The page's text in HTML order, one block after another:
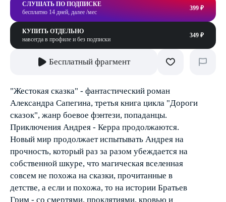
СЛУШАТЬ ПО ПОДПИСКЕ
бесплатно 14 дней, далее /мес
399 ₽
КУПИТЬ ОТДЕЛЬНО
навсегда в профиле и без подписки
349 ₽
Бесплатный фрагмент
"Жестокая сказка" - фантастический роман
Александра Сапегина, третья книга цикла "Дороги
сказок", жанр боевое фэнтези, попаданцы.
Приключения Андрея - Керра продолжаются.
Новый мир продолжает испытывать Андрея на
прочность, который раз за разом убеждается на
собственной шкуре, что магическая вселенная
совсем не похожа на сказки, прочитанные в
детстве, а если и похожа, то на истории Братьев
Грим - со смертями, проклятиями, кровью и